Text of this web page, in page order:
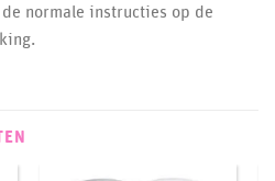
normale instructies op de